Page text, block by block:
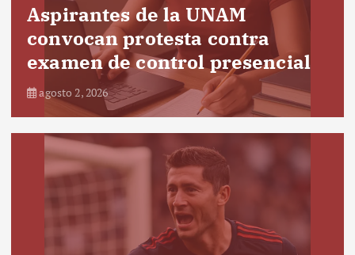
Aspirantes de la UNAM
convocan protesta contra
examen de control presencial
agosto 2, 2026